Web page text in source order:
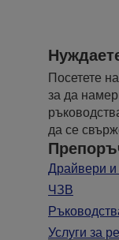
Посетете
за да
да се
Драйвери
ЧЗВ
Услуги за